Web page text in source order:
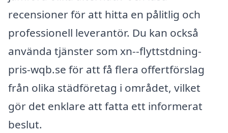
recensioner för att hitta en pålitlig och
professionell leverantör. Du kan också
använda tjänster som xn--flyttstdning-
pris-wqb.se för att få flera offertförslag
från olika städföretag i området, vilket
gör det enklare att fatta ett informerat
beslut.